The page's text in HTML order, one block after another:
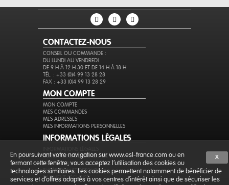
CONTACTEZ-NOUS
CONSEIL OU COMMANDE :
DU LUNDI AU VENDREDI
DE 9 H À 12 H 30 ET DE 14 H À 18 H
TÉL. : +33 (0)4 99 13 28 28
FAX : +33 (0)4 99 13 28 29
MON COMPTE
MON COMPTE
MES COMMANDES
MES ADRESSES
MES INFORMATIONS PERSONNELLES
INFORMATIONS LÉGALES
CONDITIONS GÉNÉRALES DE VENTE
PROTECTION DES DONNÉES
EXPÉDITION ET RETOURS
PAIEMENT SÉCURISÉ
X
En poursuivant votre navigation sur www.esl-france.com ou en
fermant cette fenêtre, vous acceptez l’utilisation des cookies ou
technologies similaires. Les cookies permettent notamment de bénéficier de
services et d'offres adaptés à vos centres d'intérêt ainsi que de sécuriser les